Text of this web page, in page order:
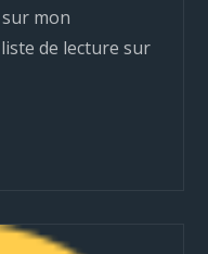
mon
de lecture sur